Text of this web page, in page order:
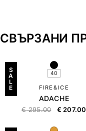
СВЪРЗАНИ
S
A
L
E
40
FIRE&ICE
ADACHE
€295.00 € 207.00